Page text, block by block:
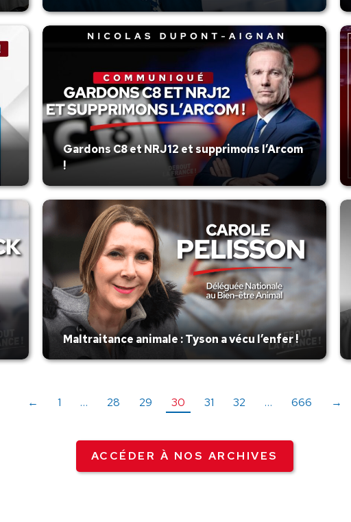
Gardons C8 et NRJ12 et supprimons l’Arcom
!
Maltraitance animale : Tyson a vécu l’enfer !
← 1 … 28 29 30 31 32 … 666 →
ACCÉDER À NOS ARCHIVES